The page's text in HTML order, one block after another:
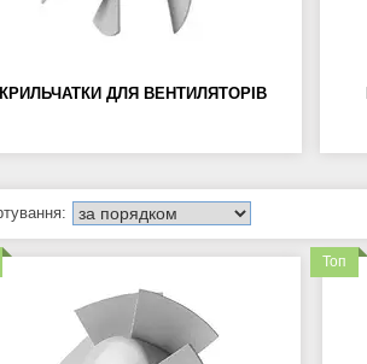
КРИЛЬЧАТКИ ДЛЯ ВЕНТИЛЯТОРІВ
Топ